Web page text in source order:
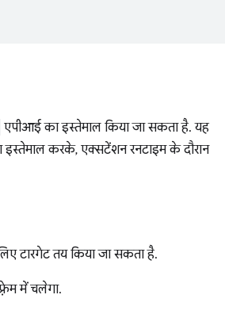
एपीआई का इस्तेमाल किया जा सकता है. यह
इस्तेमाल करके, एक्सटेंशन रनटाइम के दौरान
टारगेट तय किया जा सकता है.
में चलेगा.